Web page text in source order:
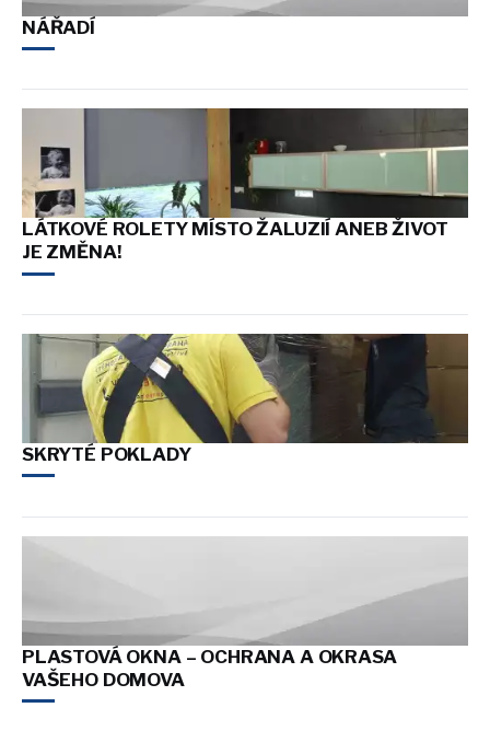
NÁŘADÍ
LÁTKOVÉ ROLETY MÍSTO ŽALUZIÍ ANEB ŽIVOT
JE ZMĚNA!
SKRYTÉ POKLADY
PLASTOVÁ OKNA – OCHRANA A OKRASA
VAŠEHO DOMOVA